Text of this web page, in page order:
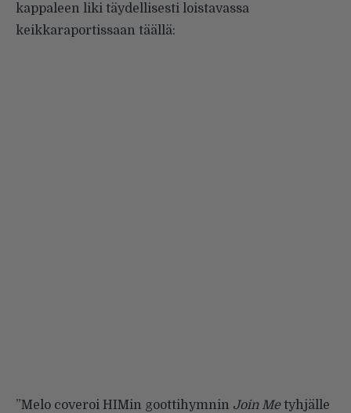
kappaleen liki täydellisesti loistavassa
keikkaraportissaan täällä:
”Melo coveroi HIMin goottihymnin Join Metyhjälle